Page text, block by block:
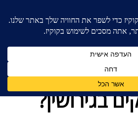
עורכי דין לענייני משפחה
בגירושין?